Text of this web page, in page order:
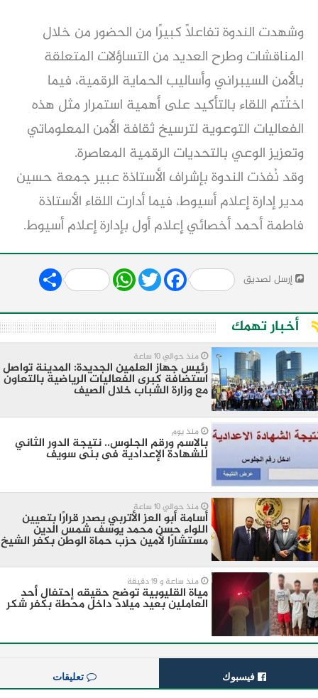
وتعزيز الوعي بالتحديات الرقمية المعاصرة.
فاطمة أحمد أخصائي إعلام أول بإدارة إعلام أسيوط.
إرسل لصديق Share WhatsApp
Twitter Facebook
أخبار تهمك
منذ حوالي 10 ساعة
رئيس جهاز العلمين الجديدة: المدينة تواصل
استضافة كبرى الفعاليات الرياضية بالتعاون
مع وزارة الشباب خلال الصيف
منذ يوم
بالاسم ورقم الجلوس.. نتيجة الدور الثاني
للشهادة الإعدادية فى بنى سويف
منذ حوالي 10 ساعة
أسامة أبو العز الأتربي يصدر قرارًا بتعيين
اللواء حسن محمد يوسف شمس الدين
مستشارًا لأمين حزب حماة الوطن بكفر الشيخ
منذ ساعة و 19 دقيقة
مياة القليوبية توضح حقيقه إحتفال أحد
العاملين بعيد ميلاد داخل محطة بكفر شكر
فيسبوك تعليقات